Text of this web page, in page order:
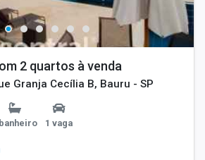
2 quartos à venda
Granja Cecília B, Bauru - SP
1 vaga